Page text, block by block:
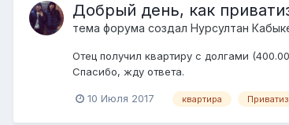
Добрый день, как
тема форума создал Нурсултан
Отец получил квартиру с долгами
Спасибо, жду ответа.
10 Июля 2017 квартира